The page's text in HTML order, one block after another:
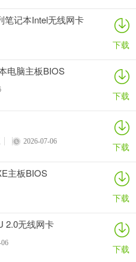
笔记本Intel无线网卡
下载
电脑主板BIOS
下载
2026-07-06 下载
主板BIOS
下载
2.0无线网卡
下载